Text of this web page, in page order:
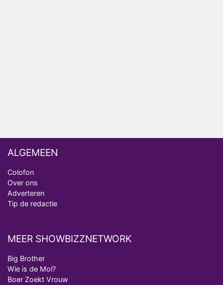
ALGEMEEN
Colofon
Over ons
Adverteren
Tip de redactie
MEER SHOWBIZZNETWORK
Big Brother
Wie is de Mol?
Boer Zoekt Vrouw